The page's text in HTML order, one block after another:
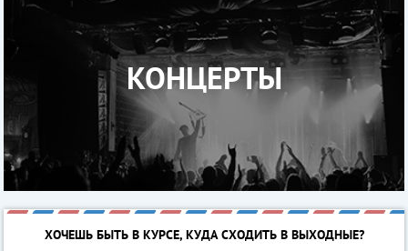
КОНЦЕРТЫ
ХОЧЕШЬ БЫТЬ В КУРСЕ, КУДА СХОДИТЬ В ВЫХОДНЫЕ?